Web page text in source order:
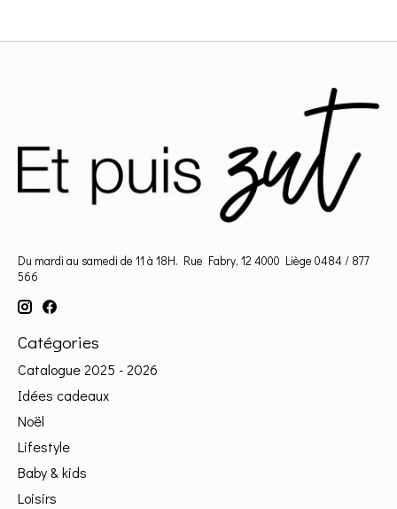
Du mardi au samedi de 11 à 18H. Rue Fabry, 12 4000 Liège 0484 / 877
566
Catégories
Catalogue 2025 - 2026
Idées cadeaux
Noël
Lifestyle
Baby & kids
Loisirs